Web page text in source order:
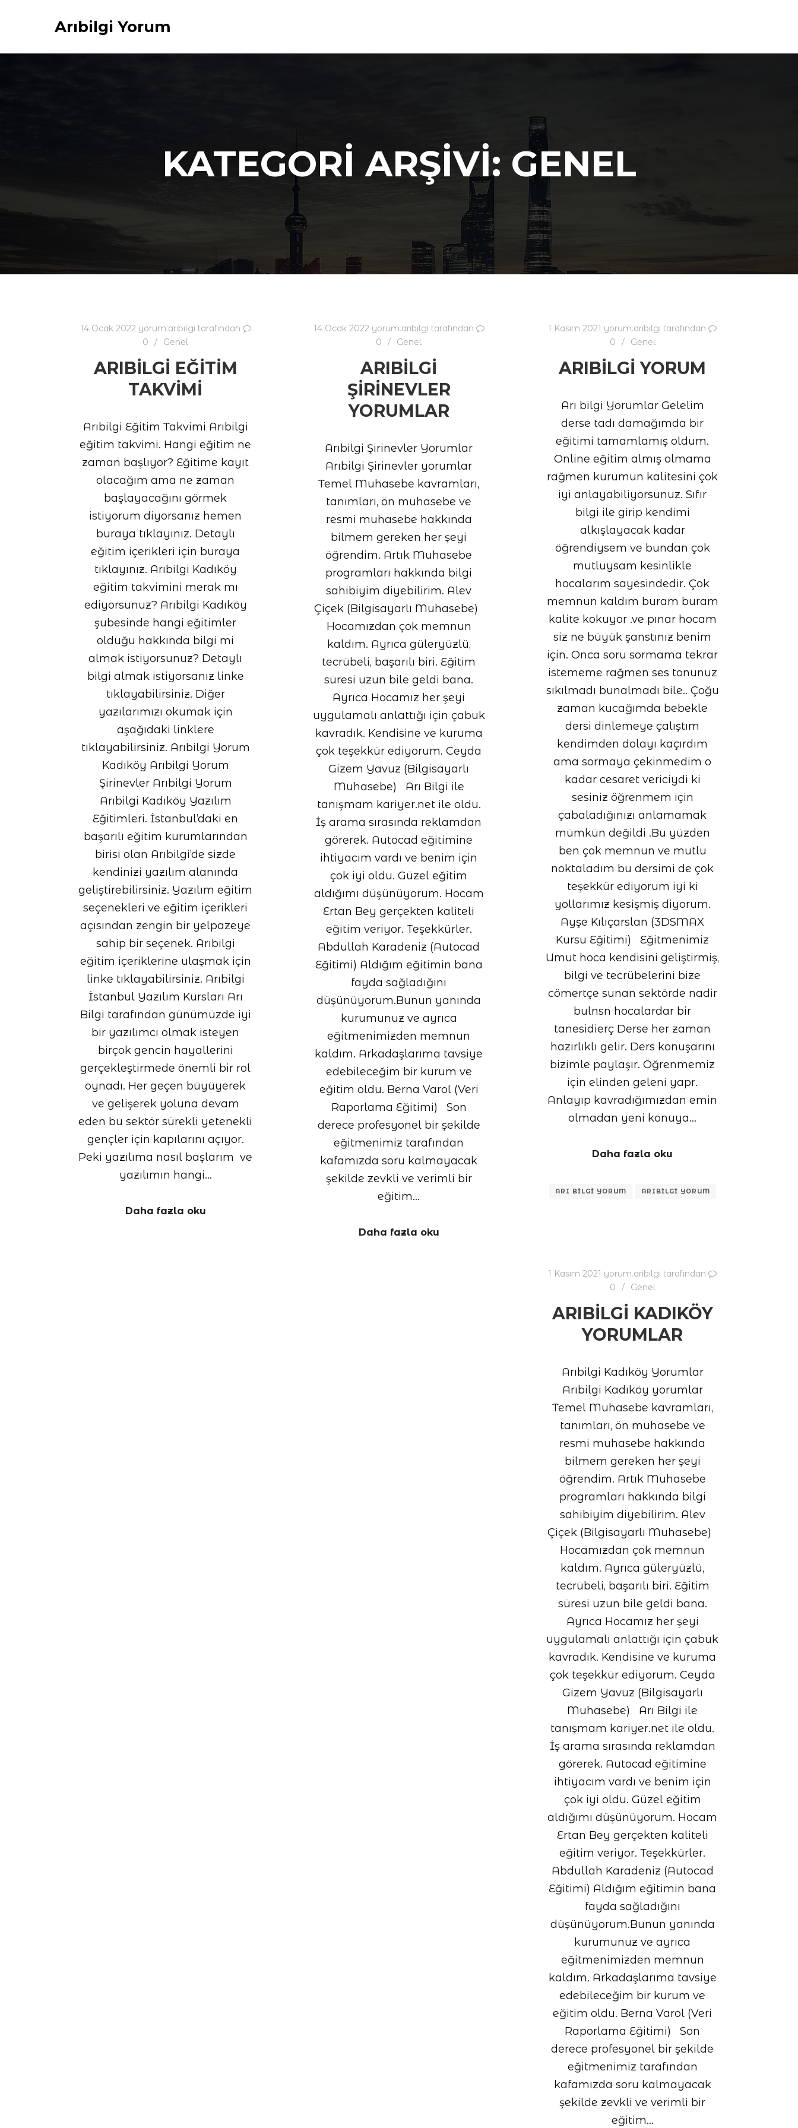
Arıbilgi Yorum
KATEGORI ARŞIVI: GENEL
14 Ocak 2022 yorum.aribilgi tarafından
0
Genel
ARIBILGI EĞITIM
TAKVIMI
Arıbilgi Eğitim Takvimi Arıbilgi
eğitim takvimi. Hangi eğitim ne
zaman başlıyor? Eğitime kayıt
olacağım ama ne zaman
başlayacağını görmek
istiyorum diyorsanız hemen
buraya tıklayınız. Detaylı
eğitim içerikleri için buraya
tıklayınız. Arıbilgi Kadıköy
eğitim takvimini merak mı
ediyorsunuz? Arıbilgi Kadıköy
şubesinde hangi eğitimler
olduğu hakkında bilgi mi
almak istiyorsunuz? Detaylı
bilgi almak istiyorsanız linke
tıklayabilirsiniz. Diğer
yazılarımızı okumak için
aşağıdaki linklere
tıklayabilirsiniz. Arıbilgi Yorum
Kadıköy Arıbilgi Yorum
Şirinevler Arıbilgi Yorum
Arıbilgi Kadıköy Yazılım
Eğitimleri. İstanbul’daki en
başarılı eğitim kurumlarından
birisi olan Arıbilgi’de sizde
kendinizi yazılım alanında
geliştirebilirsiniz. Yazılım eğitim
seçenekleri ve eğitim içerikleri
açısından zengin bir yelpazeye
sahip bir seçenek. Arıbilgi
eğitim içeriklerine ulaşmak için
linke tıklayabilirsiniz. Arıbilgi
İstanbul Yazılım Kursları Arı
Bilgi tarafından günümüzde iyi
bir yazılımcı olmak isteyen
birçok gencin hayallerini
gerçekleştirmede önemli bir rol
oynadı. Her geçen büyüyerek
ve gelişerek yoluna devam
eden bu sektör sürekli yetenekli
gençler için kapılarını açıyor.
Peki yazılıma nasıl başlarım ve
yazılımın hangi…
Daha fazla oku
14 Ocak 2022 yorum.aribilgi tarafından
0
Genel
ARIBILGI
ŞIRINEVLER
YORUMLAR
Arıbilgi Şirinevler Yorumlar
Arıbilgi Şirinevler yorumlar
Temel Muhasebe kavramları,
tanımları, ön muhasebe ve
resmi muhasebe hakkında
bilmem gereken her şeyi
öğrendim. Artık Muhasebe
programları hakkında bilgi
sahibiyim diyebilirim. Alev
Çiçek (Bilgisayarlı Muhasebe)
Hocamızdan çok memnun
kaldım. Ayrıca güleryüzlü,
tecrübeli, başarılı biri. Eğitim
süresi uzun bile geldi bana.
Ayrıca Hocamız her şeyi
uygulamalı anlattığı için çabuk
kavradık. Kendisine ve kuruma
çok teşekkür ediyorum. Ceyda
Gizem Yavuz (Bilgisayarlı
Muhasebe) Arı Bilgi ile
tanışmam kariyer.net ile oldu.
İş arama sırasında reklamdan
görerek. Autocad eğitimine
ihtiyacım vardı ve benim için
çok iyi oldu. Güzel eğitim
aldığımı düşünüyorum. Hocam
Ertan Bey gerçekten kaliteli
eğitim veriyor. Teşekkürler.
Abdullah Karadeniz (Autocad
Eğitimi) Aldığım eğitimin bana
fayda sağladığını
düşünüyorum.Bunun yanında
kurumunuz ve ayrıca
eğitmenimizden memnun
kaldım. Arkadaşlarıma tavsiye
edebileceğim bir kurum ve
eğitim oldu. Berna Varol (Veri
Raporlama Eğitimi) Son
derece profesyonel bir şekilde
eğitmenimiz tarafından
kafamızda soru kalmayacak
şekilde zevkli ve verimli bir
eğitim…
Daha fazla oku
1 Kasım 2021 yorum.aribilgi tarafından
0
Genel
ARIBILGI YORUM
Arı bilgi Yorumlar Gelelim
derse tadı damağımda bir
eğitimi tamamlamış oldum.
Online eğitim almış olmama
rağmen kurumun kalitesini çok
iyi anlayabiliyorsunuz. Sıfır
bilgi ile girip kendimi
alkışlayacak kadar
öğrendiysem ve bundan çok
mutluysam kesinlikle
hocalarım sayesindedir. Çok
memnun kaldım buram buram
kalite kokuyor .ve pınar hocam
siz ne büyük şanstınız benim
için. Onca soru sormama tekrar
istememe rağmen ses tonunuz
sıkılmadı bunalmadı bile.. Çoğu
zaman kucağımda bebekle
dersi dinlemeye çalıştım
kendimden dolayı kaçırdım
ama sormaya çekinmedim o
kadar cesaret vericiydi ki
sesiniz öğrenmem için
çabaladığınızı anlamamak
mümkün değildi .Bu yüzden
ben çok memnun ve mutlu
noktaladım bu dersimi de çok
teşekkür ediyorum iyi ki
yollarımız kesişmiş diyorum.
Ayşe Kılıçarslan (3DSMAX
Kursu Eğitimi) Eğitmenimiz
Umut hoca kendisini geliştirmiş,
bilgi ve tecrübelerini bize
cömertçe sunan sektörde nadir
bulnsn hocalardar bir
tanesidierç Derse her zaman
hazırlıklı gelir. Ders konuşarını
bizimle paylaşır. Öğrenmemiz
için elinden geleni yapr.
Anlayıp kavradığımızdan emin
olmadan yeni konuya…
Daha fazla oku
ARI BILGI YORUM ARIBILGI YORUM
1 Kasım 2021 yorum.aribilgi tarafından
0
Genel
ARIBILGI KADIKÖY
YORUMLAR
Arıbilgi Kadıköy Yorumlar
Arıbilgi Kadıköy yorumlar
Temel Muhasebe kavramları,
tanımları, ön muhasebe ve
resmi muhasebe hakkında
bilmem gereken her şeyi
öğrendim. Artık Muhasebe
programları hakkında bilgi
sahibiyim diyebilirim. Alev
Çiçek (Bilgisayarlı Muhasebe)
Hocamızdan çok memnun
kaldım. Ayrıca güleryüzlü,
tecrübeli, başarılı biri. Eğitim
süresi uzun bile geldi bana.
Ayrıca Hocamız her şeyi
uygulamalı anlattığı için çabuk
kavradık. Kendisine ve kuruma
çok teşekkür ediyorum. Ceyda
Gizem Yavuz (Bilgisayarlı
Muhasebe) Arı Bilgi ile
tanışmam kariyer.net ile oldu.
İş arama sırasında reklamdan
görerek. Autocad eğitimine
ihtiyacım vardı ve benim için
çok iyi oldu. Güzel eğitim
aldığımı düşünüyorum. Hocam
Ertan Bey gerçekten kaliteli
eğitim veriyor. Teşekkürler.
Abdullah Karadeniz (Autocad
Eğitimi) Aldığım eğitimin bana
fayda sağladığını
düşünüyorum.Bunun yanında
kurumunuz ve ayrıca
eğitmenimizden memnun
kaldım. Arkadaşlarıma tavsiye
edebileceğim bir kurum ve
eğitim oldu. Berna Varol (Veri
Raporlama Eğitimi) Son
derece profesyonel bir şekilde
eğitmenimiz tarafından
kafamızda soru kalmayacak
şekilde zevkli ve verimli bir
eğitim…